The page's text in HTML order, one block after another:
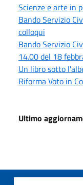
Scienze e arte in
Bando Servizio
colloqui
Bando Servizio
14.00 del 18
Un libro sotto
Riforma Voto in
Ultimo